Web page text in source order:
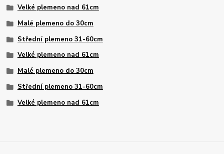
Velké plemeno nad 61cm
Malé plemeno do 30cm
Střední plemeno 31-60cm
Velké plemeno nad 61cm
Malé plemeno do 30cm
Střední plemeno 31-60cm
Velké plemeno nad 61cm